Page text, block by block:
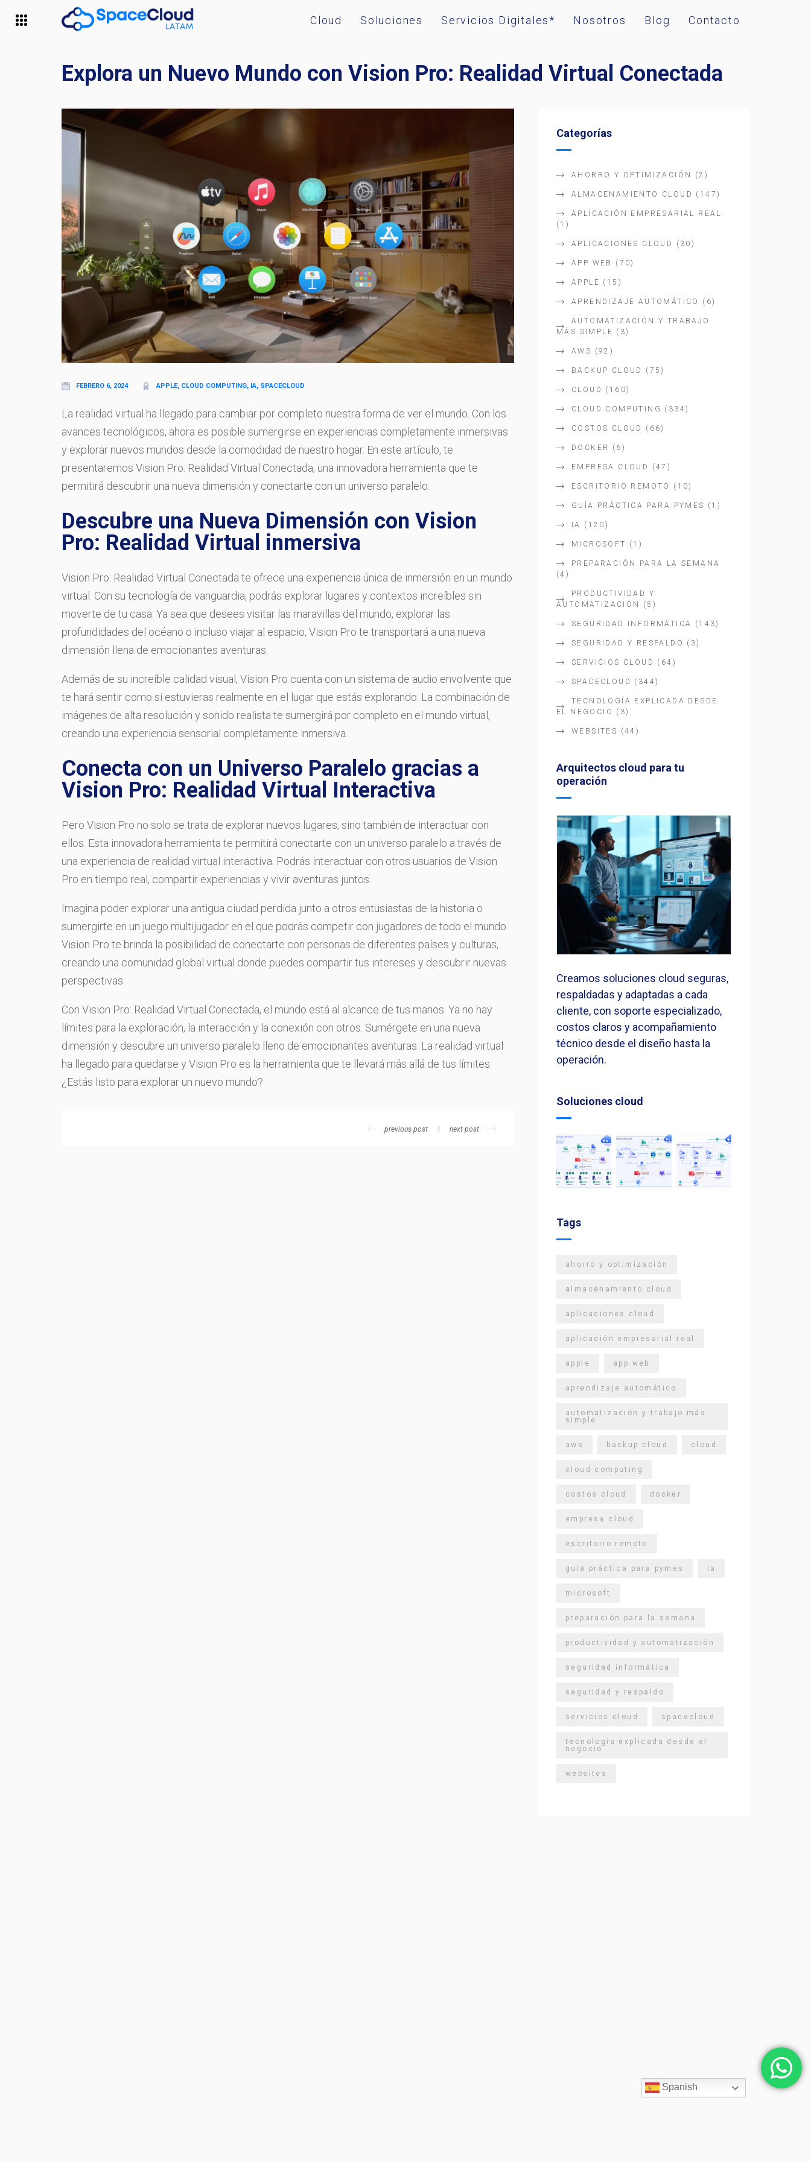
Cloud Soluciones Servicios Digitales* Nosotros Blog Contacto
Explora un Nuevo Mundo con Vision Pro: Realidad Virtual Conectada
FEBRERO 6, 2024 APPLE, CLOUD COMPUTING, IA, SPACECLOUD
La realidad virtual ha llegado para cambiar por completo nuestra forma de ver el mundo. Con los
avances tecnológicos, ahora es posible sumergirse en experiencias completamente inmersivas
y explorar nuevos mundos desde la comodidad de nuestro hogar. En este artículo, te
presentaremos Vision Pro: Realidad Virtual Conectada, una innovadora herramienta que te
permitirá descubrir una nueva dimensión y conectarte con un universo paralelo.
Descubre una Nueva Dimensión con Vision
Pro: Realidad Virtual inmersiva
Vision Pro: Realidad Virtual Conectada te ofrece una experiencia única de inmersión en un mundo
virtual. Con su tecnología de vanguardia, podrás explorar lugares y contextos increíbles sin
moverte de tu casa. Ya sea que desees visitar las maravillas del mundo, explorar las
profundidades del océano o incluso viajar al espacio, Vision Pro te transportará a una nueva
dimensión llena de emocionantes aventuras.
Además de su increíble calidad visual, Vision Pro cuenta con un sistema de audio envolvente que
te hará sentir como si estuvieras realmente en el lugar que estás explorando. La combinación de
imágenes de alta resolución y sonido realista te sumergirá por completo en el mundo virtual,
creando una experiencia sensorial completamente inmersiva.
Conecta con un Universo Paralelo gracias a
Vision Pro: Realidad Virtual Interactiva
Pero Vision Pro no solo se trata de explorar nuevos lugares, sino también de interactuar con
ellos. Esta innovadora herramienta te permitirá conectarte con un universo paralelo a través de
una experiencia de realidad virtual interactiva. Podrás interactuar con otros usuarios de Vision
Pro en tiempo real, compartir experiencias y vivir aventuras juntos.
Imagina poder explorar una antigua ciudad perdida junto a otros entusiastas de la historia o
sumergirte en un juego multijugador en el que podrás competir con jugadores de todo el mundo.
Vision Pro te brinda la posibilidad de conectarte con personas de diferentes países y culturas,
creando una comunidad global virtual donde puedes compartir tus intereses y descubrir nuevas
perspectivas.
Con Vision Pro: Realidad Virtual Conectada, el mundo está al alcance de tus manos. Ya no hay
límites para la exploración, la interacción y la conexión con otros. Sumérgete en una nueva
dimensión y descubre un universo paralelo lleno de emocionantes aventuras. La realidad virtual
ha llegado para quedarse y Vision Pro es la herramienta que te llevará más allá de tus límites.
¿Estás listo para explorar un nuevo mundo?
previous post next post
Categorías
AHORRO Y OPTIMIZACIÓN (2)
ALMACENAMIENTO CLOUD (147)
APLICACIÓN EMPRESARIAL REAL
(1)
APLICACIONES CLOUD (30)
APP WEB (70)
APPLE (15)
APRENDIZAJE AUTOMÁTICO (6)
AUTOMATIZACIÓN Y TRABAJO
MÁS SIMPLE (3)
AWS (92)
BACKUP CLOUD (75)
CLOUD (160)
CLOUD COMPUTING (334)
COSTOS CLOUD (66)
DOCKER (6)
EMPRESA CLOUD (47)
ESCRITORIO REMOTO (10)
GUÍA PRÁCTICA PARA PYMES (1)
IA (120)
MICROSOFT (1)
PREPARACIÓN PARA LA SEMANA
(4)
PRODUCTIVIDAD Y
AUTOMATIZACIÓN
(5)
SEGURIDAD INFORMÁTICA (143)
SEGURIDAD Y RESPALDO (3)
SERVICIOS CLOUD (64)
SPACECLOUD (344)
TECNOLOGÍA EXPLICADA DESDE
EL NEGOCIO
(3)
WEBSITES (44)
Arquitectos cloud para tu
operación
Creamos soluciones cloud seguras,
respaldadas y adaptadas a cada
cliente, con soporte especializado,
costos claros y acompañamiento
técnico desde el diseño hasta la
operación.
Soluciones cloud
Tags
ahorro y optimización
almacenamiento cloud
aplicaciones cloud
aplicación empresarial real
apple app web
aprendizaje automático
automatización y trabajo más
simple
aws backup cloud cloud
cloud computing
costos cloud docker
empresa cloud
escritorio remoto
guía práctica para pymes ia
microsoft
preparación para la semana
productividad y automatización
seguridad informática
seguridad y respaldo
servicios cloud spacecloud
tecnología explicada desde el
negocio
websites
Spanish